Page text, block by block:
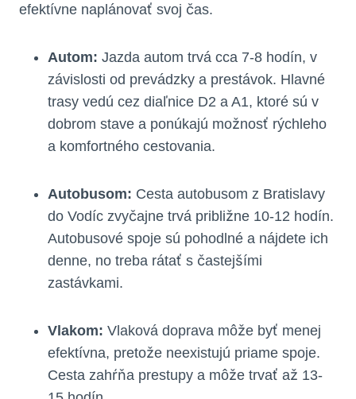
efektívne naplánovať svoj čas.
Autom: Jazda autom trvá cca 7-8 hodín, v
závislosti od prevádzky a prestávok. Hlavné
trasy vedú cez diaľnice D2 a A1, ktoré sú v
dobrom stave a ponúkajú možnosť rýchleho
a komfortného cestovania.
Autobusom: Cesta autobusom z Bratislavy
do Vodíc zvyčajne trvá približne 10-12 hodín.
Autobusové spoje sú pohodlné a nájdete ich
denne, no treba rátať s častejšími
zastávkami.
Vlakom: Vlaková doprava môže byť menej
efektívna, pretože neexistujú priame spoje.
Cesta zahŕňa prestupy a môže trvať až 13-